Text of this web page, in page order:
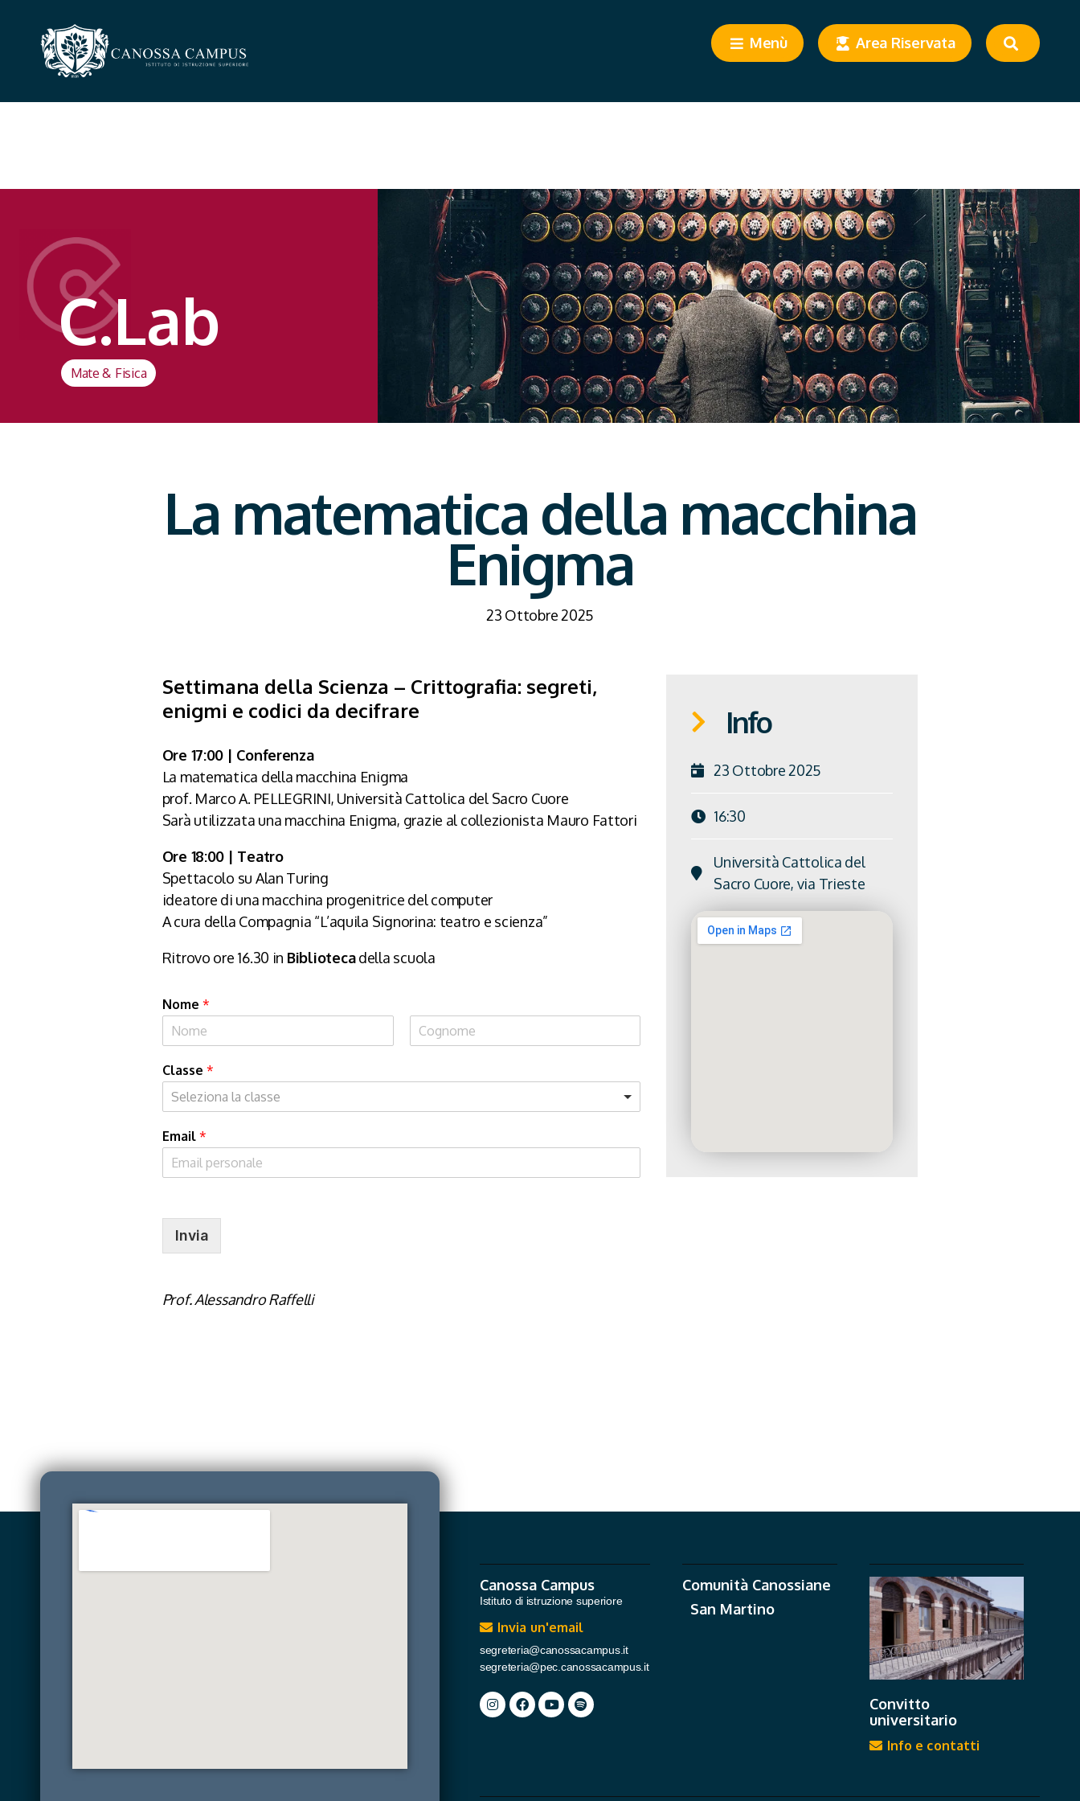
Menù Area Riservata
C.Lab
Mate & Fisica
La matematica della macchina
Enigma
23 Ottobre 2025
Settimana della Scienza – Crittografia: segreti,
enigmi e codici da decifrare
Ore 17:00 | Conferenza
La matematica della macchina Enigma
prof. Marco A. PELLEGRINI, Università Cattolica del Sacro Cuore
Sarà utilizzata una macchina Enigma, grazie al collezionista Mauro Fattori
Ore 18:00 | Teatro
Spettacolo su Alan Turing
ideatore di una macchina progenitrice del computer
A cura della Compagnia “L’aquila Signorina: teatro e scienza”
Ritrovo ore 16.30 in Bibliotecadella scuola
Nome *
Classe *
Seleziona la classe
Email *
Invia
Prof. Alessandro Raffelli
Info
23 Ottobre 2025
16:30
Università Cattolica del
Sacro Cuore, via Trieste
Canossa Campus
Istituto di istruzione superiore
Invia un'email
segreteria@canossacampus.it
segreteria@pec.canossacampus.it
Comunità Canossiane
San Martino
Convitto
universitario
Info e contatti